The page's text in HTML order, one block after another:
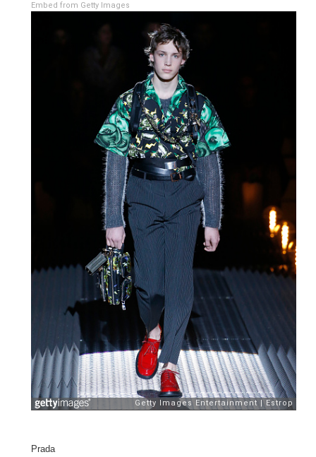
Embed from Getty Images
Prada